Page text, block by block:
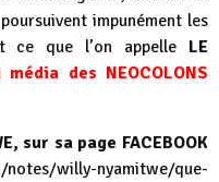
impunément les
ce que l’on appelle LE
des NEOCOLONS
sur sa page FACEBOOK
willy-nyamitwe/que-